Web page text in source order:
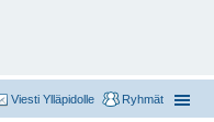
Ryhmät
Viesti Ylläpidolle